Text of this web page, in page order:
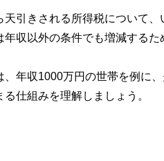
天引きされる所得税について
年収以外の条件でも増減する
、年収1000万円の世帯を例に
る仕組みを理解しましょう。